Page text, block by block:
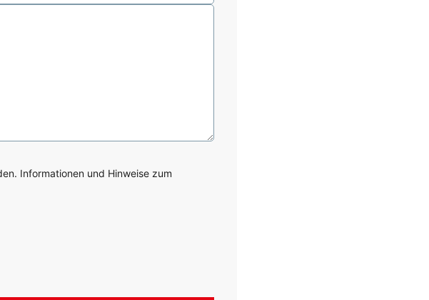
Informationen und Hinweise zum